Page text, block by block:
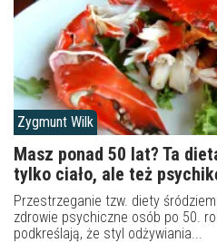
Zygmunt Wilk
Masz ponad 50 lat? Ta
tylko ciało, ale też
Przestrzeganie tzw. diety
zdrowie psychiczne osób po 50.
podkreślają, że styl odżywiania...